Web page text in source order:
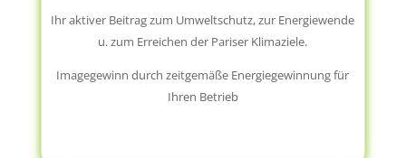
Ihr aktiver Beitrag zum Umweltschutz, zur Energiewende
u. zum Erreichen der Pariser Klimaziele.
Imagegewinn durch zeitgemäße Energiegewinnung für
Ihren Betrieb